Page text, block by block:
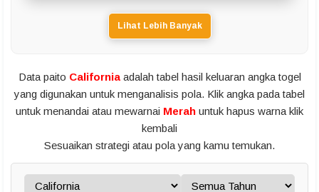
Lihat Lebih Banyak
Data paito Californiaadalah tabel hasil keluaran angka togel
yang digunakan untuk menganalisis pola. Klik angka pada tabel
untuk menandai atau mewarnai Merah untuk hapus warna klik
kembali
Sesuaikan strategi atau pola yang kamu temukan.